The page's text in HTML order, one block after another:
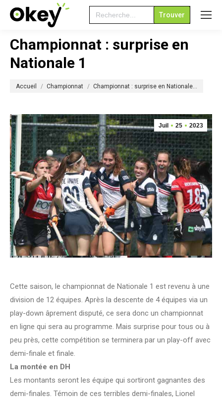
Search
for:
Championnat : surprise en
Nationale 1
Accueil Championnat Championnat : surprise en Nationale…
Juil 25 2023
Cette saison, le championnat de Nationale 1 est revenu à une
division de 12 équipes. Après la descente de 4 équipes via un
play-down âprement disputé, ce sera donc un championnat
en ligne qui sera au programme. Mais surprise pour tous ou à
peu près, cette compétition se terminera par un play-off avec
demi-finale et finale.
La montée en DH
Les montants seront les équipe qui sortiront gagnantes des
demi-finales. Témoin de ces terribles demi-finales, Lionel